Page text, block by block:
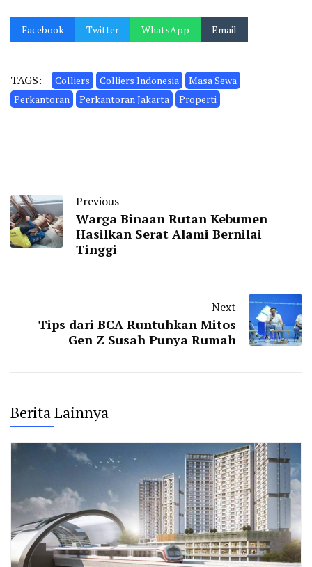
Facebook Twitter WhatsApp Email
TAGS: Colliers Colliers Indonesia
Masa Sewa
Perkantoran
Perkantoran Jakarta Properti
Previous
Warga Binaan Rutan Kebumen
Hasilkan Serat Alami Bernilai
Tinggi
Next
Tips dari BCA Runtuhkan Mitos
Gen Z Susah Punya Rumah
Berita Lainnya